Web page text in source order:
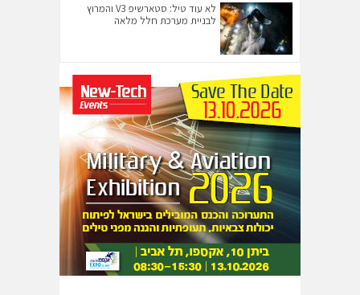
לא עוד טיל: סטארשיפ V3 והמרוץ
לבניית מערכת חלל מלאה